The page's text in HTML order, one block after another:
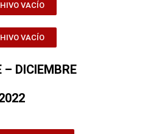
VACÍO
VACÍO
– DICIEMBRE